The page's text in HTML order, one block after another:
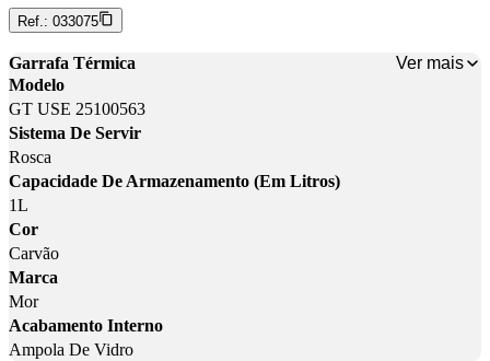
Ref.: 033075
Garrafa Térmica
Ver mais
Modelo
GT USE 25100563
Sistema De Servir
Rosca
Capacidade De Armazenamento (Em Litros)
1L
Cor
Carvão
Marca
Mor
Acabamento Interno
Ampola De Vidro